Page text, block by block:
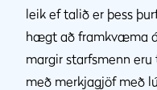
leik ef talið er þess
hægt að framkvæma
margir starfsmenn
með merkjagjöf með